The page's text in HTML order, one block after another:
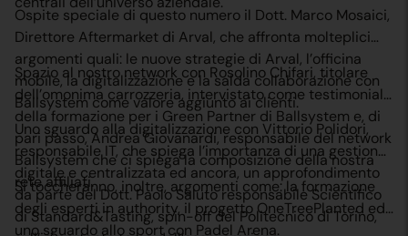
Ospite speciale di questo numero il Dott. Marco Mosaici,
Direttore Aftermarket di Arval, che affronta molteplici
argomenti quali: le nuove strategie di Arval, l’officina
mobile, la digitalizzazione e la salda collaborazione con
Ballsystem come valore aggiunto ai clienti.
Spazio al nostro network con Rosolino Chifari, titolare
dell’omonima carrozzeria, intervistato come testimonial
della formazione per i Green Partner di Ballsystem e, di
pari passo, Andrea Giovanardi, responsabile del network
Ballsystem che ci spiega la composizione della nostra
rete affiliati.
Uno sguardo alla digitalizzazione con Vittorio Polidori,
responsabile IT, che spiega l’importanza di una gestione
digitale e centralizzata ed ancora, un approfondimento
da parte del Dott. Paolo Saluto responsabile Scientifico
di Standard&Tasting, spin-off del Politecnico di Torino,
Si toccheranno, inoltre, argomenti come: la formazione
degli esperti in authority, il progetto OneTreePlanted ed
uno sguardo allo sport con Padel Arena.